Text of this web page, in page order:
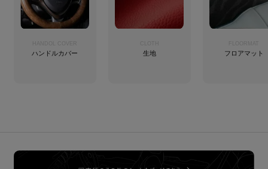
ハンドルカバー 生地 フロアマット